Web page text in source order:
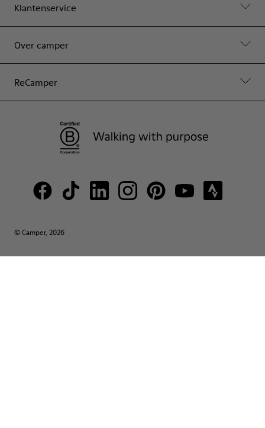
Klantenservice
Over camper
ReCamper
© Camper, 2026